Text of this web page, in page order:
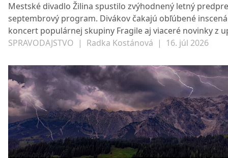
Fragile
Mestské divadlo Žilina spustilo zvýhodnený letný
septembrový program. Divákov čakajú obľúbené
koncert populárnej skupiny Fragile aj viaceré novinky z
sezóny. Kto si chce zabezpečiť najlacnejšie vstupenky,
SPRAVODAJSTVO | Radka Kostánová | 16. júl 2026